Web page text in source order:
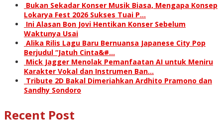
Bukan Sekadar Konser Musik Biasa, Mengapa Konsep
Lokarya Fest 2026 Sukses Tuai P…
Ini Alasan Bon Jovi Hentikan Konser Sebelum
Waktunya Usai
Alika Rilis Lagu Baru Bernuansa Japanese City Pop
Berjudul “Jatuh Cinta&#…
Mick Jagger Menolak Pemanfaatan AI untuk Meniru
Karakter Vokal dan Instrumen Ban…
Tribute 2D Bakal Dimeriahkan Ardhito Pramono dan
Sandhy Sondoro
Recent Post